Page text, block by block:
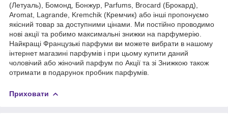
(Летуаль), Бомонд, Бонжур, Parfums, Brocard (Брокард),
Aromat, Lagrande, Kremchik (Кремчик) або інші пропонуємо
якісний товар за доступними цінами. Ми постійно проводимо
нові акції та робимо максимальні знижки на парфумерію.
Найкращі Французькі парфуми ви можете вибрати в нашому
інтернет магазині парфумів і при цьому купити даний
чоловічий або жіночий парфум по Акції та зі Знижкою також
отримати в подарунок пробник парфумів.
Приховати